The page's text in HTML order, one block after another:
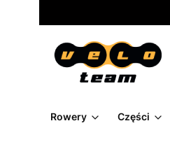
Rowery Części